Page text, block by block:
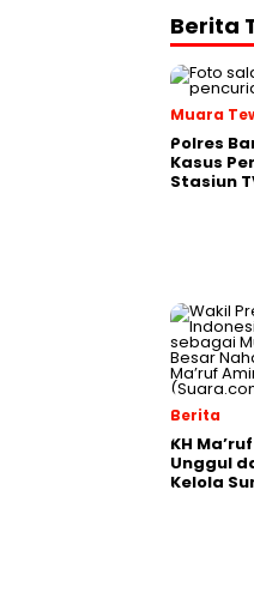
Berita
Muara
Polres
Kasus
Stasiun
Berita
KH
Unggul
Kelola